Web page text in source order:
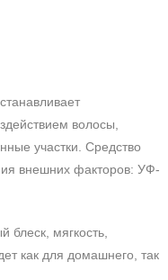
волосы,
участки. Средство
внешних факторов: УФ-
мягкость,
как для домашнего, так